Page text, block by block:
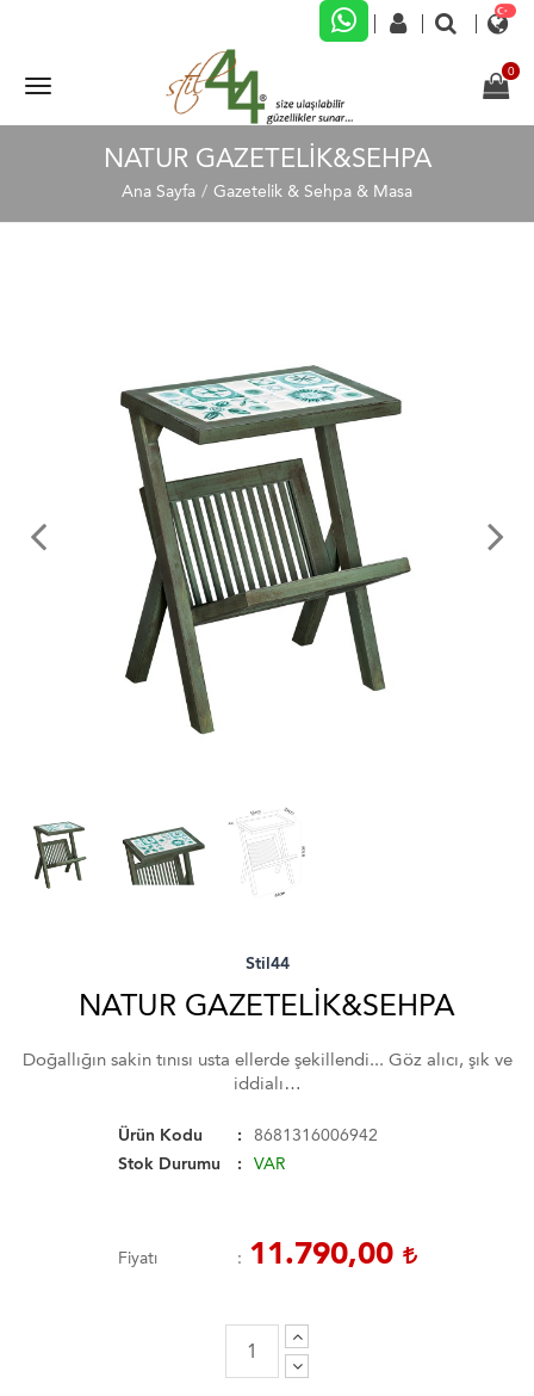
NATUR GAZETELİK&SEHPA
Ana Sayfa Gazetelik & Sehpa & Masa
Stil44
NATUR GAZETELİK&SEHPA
Doğallığın sakin tınısı usta ellerde şekillendi... Göz alıcı, şık ve
iddialı…
Ürün Kodu
8681316006942
Stok Durumu
VAR
Fiyatı 11.790,00